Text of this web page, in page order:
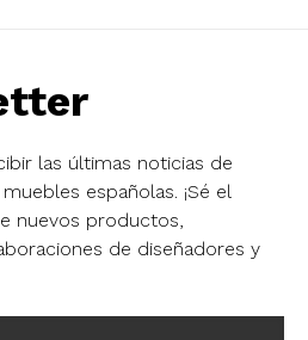
las últimas noticias de
españolas. ¡Sé el
nuevos productos,
de diseñadores y